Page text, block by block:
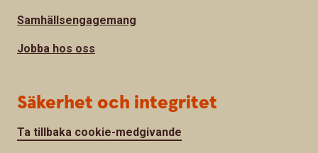
Samhällsengagemang
Jobba hos oss
Säkerhet och integritet
Ta tillbaka cookie-medgivande